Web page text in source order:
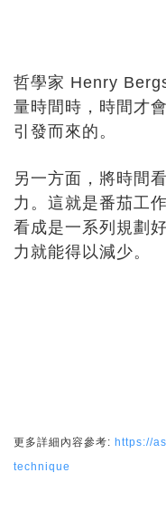
哲學家 Henry
量時間時，時間才
引發而來的。
另一方面，將時間
力。這就是番茄工
看成是一系列規劃
力就能得以減少。
更多詳細內容參考: https://
technique